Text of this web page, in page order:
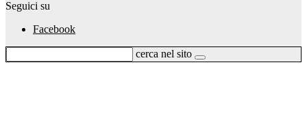
Seguici su
Facebook
cerca nel sito